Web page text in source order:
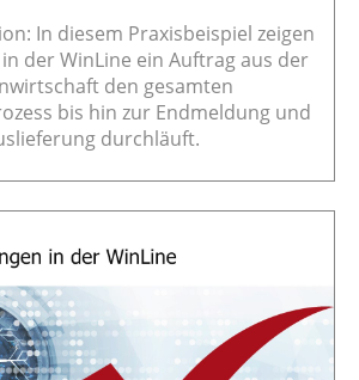
In diesem Praxisbeispiel zeigen
der WinLine ein Auftrag aus der
den gesamten
bis hin zur Endmeldung und
durchläuft.